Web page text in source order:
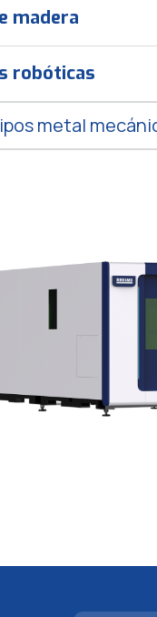
madera
robóticas
metal